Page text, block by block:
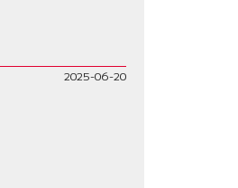
2025-06-20